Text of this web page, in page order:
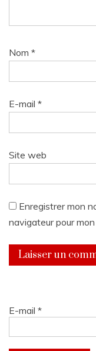
Nom *
E-mail *
Site web
Enregistrer mon
navigateur pour
E-mail *